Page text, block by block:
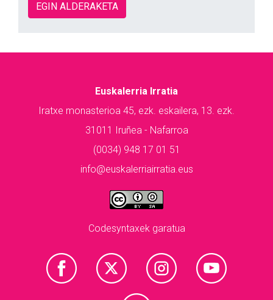
EGIN ALDERAKETA
Euskalerria Irratia
Iratxe monasterioa 45, ezk. eskailera, 13. ezk.
31011 Iruñea - Nafarroa
(0034) 948 17 01 51
info@euskalerriairratia.eus
Codesyntaxek garatua